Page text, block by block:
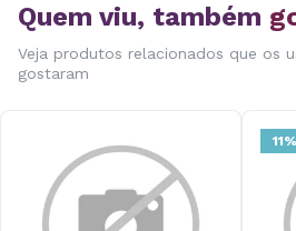
Quem viu, também
Veja produtos relacionados que os
gostaram